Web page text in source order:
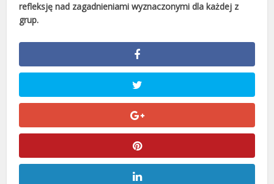
refleksję nad zagadnieniami wyznaczonymi dla każdej z
grup.